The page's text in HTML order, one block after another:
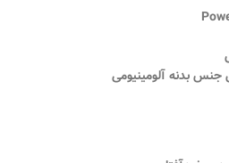
جنس بدنه آلومینیومی